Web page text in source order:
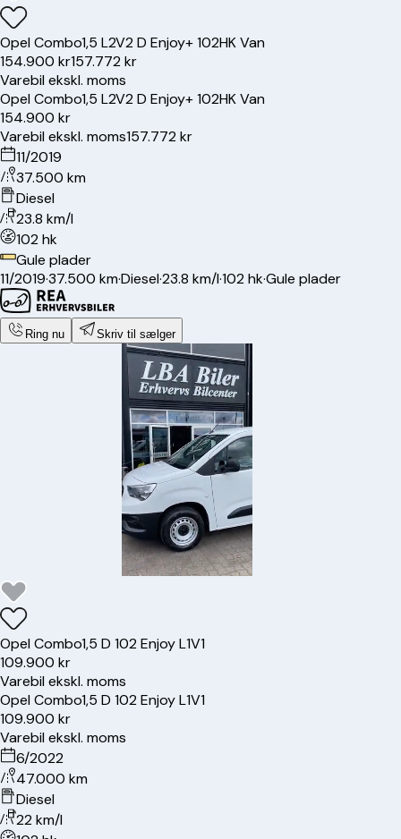
OpelCombo1,5 L2V2 D Enjoy+ 102HK Van
154.900 kr157.772 kr
Varebil ekskl. moms
OpelCombo1,5 L2V2 D Enjoy+ 102HK Van
154.900 kr
Varebil ekskl. moms157.772 kr
11/2019
37.500 km
Diesel
23.8 km/l
102 hk
Gule plader
11/2019·37.500 km·Diesel·23.8 km/l·102 hk·Gule plader
Ring nu Skriv til sælger
OpelCombo1,5 D 102 Enjoy L1V1
109.900 kr
Varebil ekskl. moms
OpelCombo1,5 D 102 Enjoy L1V1
109.900 kr
Varebil ekskl. moms
6/2022
47.000 km
Diesel
22 km/l